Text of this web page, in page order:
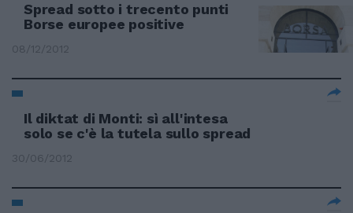
Spread sotto i trecento punti
Borse europee positive
08/12/2012
Il diktat di Monti: sì all'intesa
solo se c'è la tutela sullo spread
30/06/2012